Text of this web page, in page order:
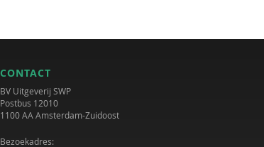
CONTACT
BV Uitgeverij SWP
Postbus 12010
1100 AA Amsterdam-Zuidoost
Bezoekadres: